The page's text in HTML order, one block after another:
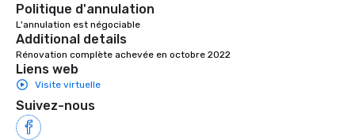
Politique d'annulation
L'annulation est négociable
Additional details
Rénovation complète achevée en octobre 2022
Liens web
Visite virtuelle
Suivez-nous